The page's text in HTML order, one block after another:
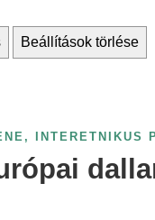
Beállítások törlése
, INTERETNIKUS